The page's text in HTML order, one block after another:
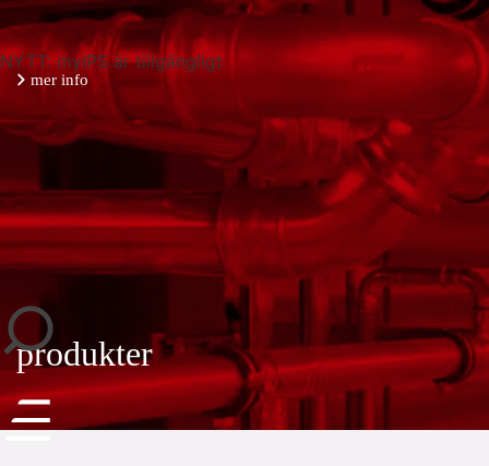
NYTT: myIPS är tillgängligt
mer info
stäng
produkter